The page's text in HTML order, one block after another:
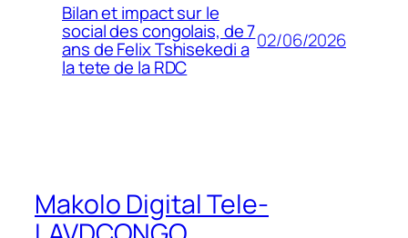
Bilan et impact sur le
social des congolais, de 7
ans de Felix Tshisekedi a
la tete de la RDC
02/06/2026
Makolo Digital Tele-